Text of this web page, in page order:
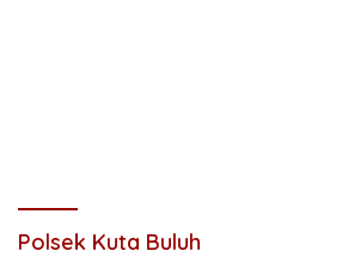
Polsek Kuta Buluh